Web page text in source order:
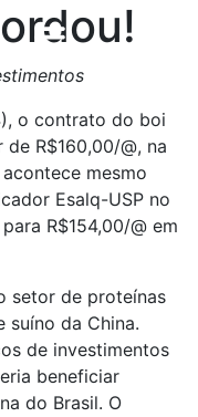
o contrato do boi
R$160,00/@, na
mesmo
Esalq-USP no
R$154,00/@ em
setor de proteínas
suíno da China.
de investimentos
beneficiar
do Brasil. O